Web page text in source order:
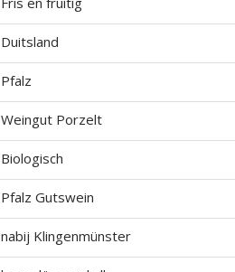
Duitsland
Pfalz
Weingut Porzelt
Biologisch
Pfalz Gutswein
nabij Klingenmünster